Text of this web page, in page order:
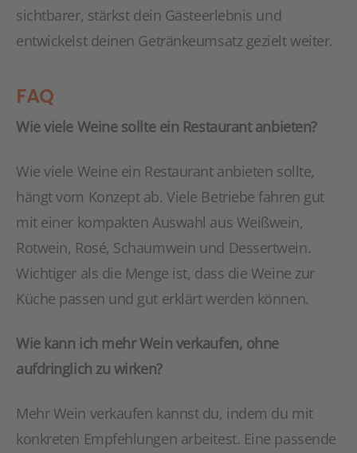
sichtbarer, stärkst dein Gästeerlebnis und
entwickelst deinen Getränkeumsatz gezielt weiter.
FAQ
Wie viele Weine sollte ein Restaurant anbieten?
Wie viele Weine ein Restaurant anbieten sollte,
hängt vom Konzept ab. Viele Betriebe fahren gut
mit einer kompakten Auswahl aus Weißwein,
Rotwein, Rosé, Schaumwein und Dessertwein.
Wichtiger als die Menge ist, dass die Weine zur
Küche passen und gut erklärt werden können.
Wie kann ich mehr Wein verkaufen, ohne
aufdringlich zu wirken?
Mehr Wein verkaufen kannst du, indem du mit
konkreten Empfehlungen arbeitest. Eine passende